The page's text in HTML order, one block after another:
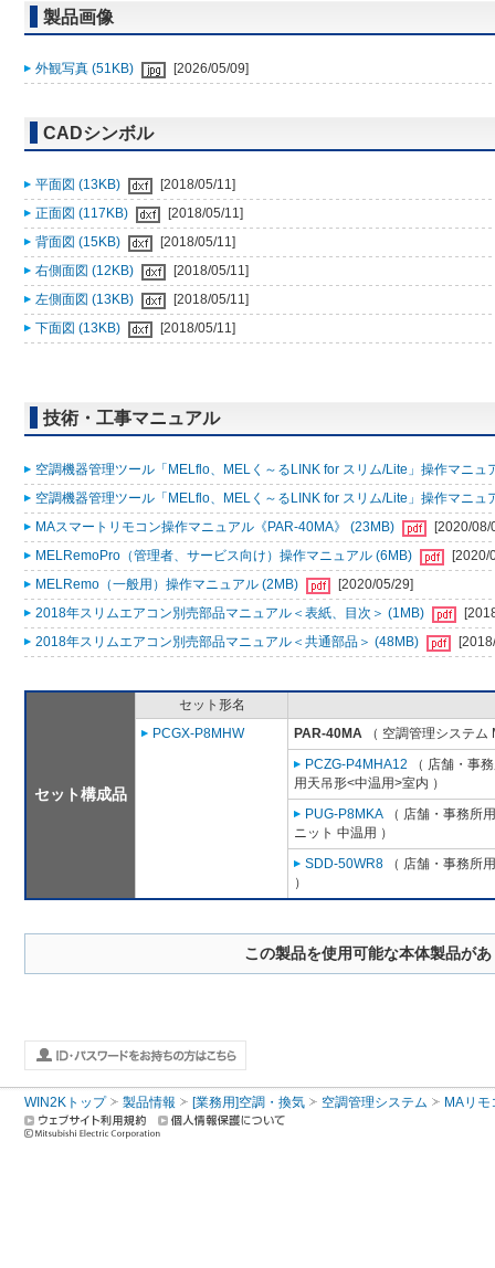
製品画像
外観写真 (51KB) [2026/05/09]
CADシンボル
平面図 (13KB)
[2018/05/11]
正面図 (117KB)
[2018/05/11]
背面図 (15KB)
[2018/05/11]
右側面図 (12KB)
[2018/05/11]
左側面図 (13KB)
[2018/05/11]
下面図 (13KB)
[2018/05/11]
技術・工事マニュアル
空調機器管理ツール「MELflo、MELく～るLINK for スリム/Lite」操作マニュ
空調機器管理ツール「MELflo、MELく～るLINK for スリム/Lite」操作マニュ
MAスマートリモコン操作マニュアル《PAR-40MA》 (23MB)
[2020/08/
MELRemoPro（管理者、サービス向け）操作マニュアル (6MB)
[2020/
MELRemo（一般用）操作マニュアル (2MB)
[2020/05/29]
2018年スリムエアコン別売部品マニュアル＜表紙、目次＞ (1MB)
2018年スリムエアコン別売部品マニュアル＜共通部品＞ (48MB)
セット構成品
セット形名
PCGX-P8MHW
PAR-40MA （ 空調管理システム
PCZG-P4MHA12 （ 店舗・事
用天吊形<中温用>室内 ）
PUG-P8MKA （ 店舗・事務所
ニット 中温用 ）
SDD-50WR8 （ 店舗・事務所
）
この製品を使用可能な本体製品が
WIN2Kトップ 製品情報 [業務用]空調・換気 空調管理システム MAリモ